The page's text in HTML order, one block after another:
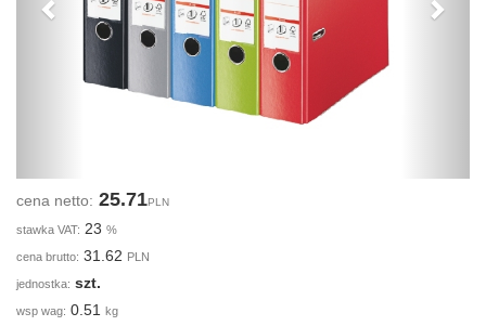
cena netto: 25.71PLN
stawka VAT: 23 %
cena brutto: 31.62 PLN
jednostka: szt.
wsp wag: 0.51 kg